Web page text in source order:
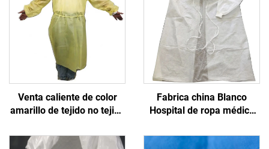
Venta caliente de color
amarillo de tejido no tejido
tricotado con manguito
Fabrica china Blanco
Hospital de ropa médica
desechable Paño de